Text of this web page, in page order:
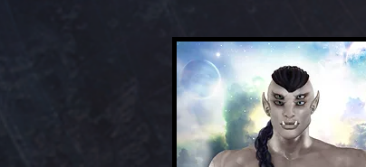
Add a Title